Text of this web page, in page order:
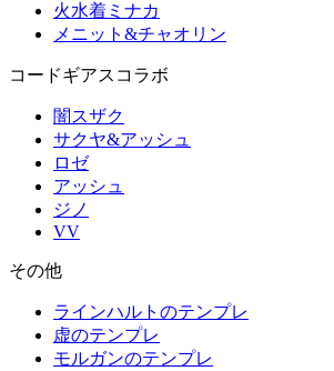
火水着ミナカ
メニット&チャオリン
コードギアスコラボ
闇スザク
サクヤ&アッシュ
ロゼ
アッシュ
ジノ
VV
その他
ラインハルトのテンプレ
虚のテンプレ
モルガンのテンプレ